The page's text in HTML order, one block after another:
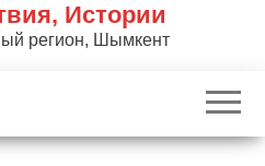
к
р
Истории
регион, Шымкент